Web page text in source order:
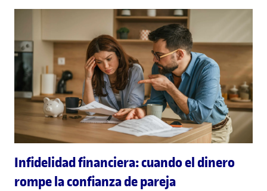
Infidelidad financiera: cuando el dinero
rompe la confianza de pareja